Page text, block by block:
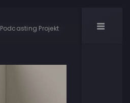
Podcasting Projekt